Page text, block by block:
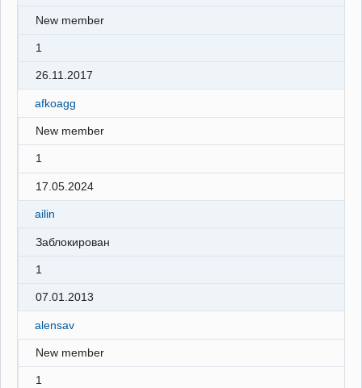
New member
1
26.11.2017
afkoagg
New member
1
17.05.2024
ailin
Заблокирован
1
07.01.2013
alensav
New member
1